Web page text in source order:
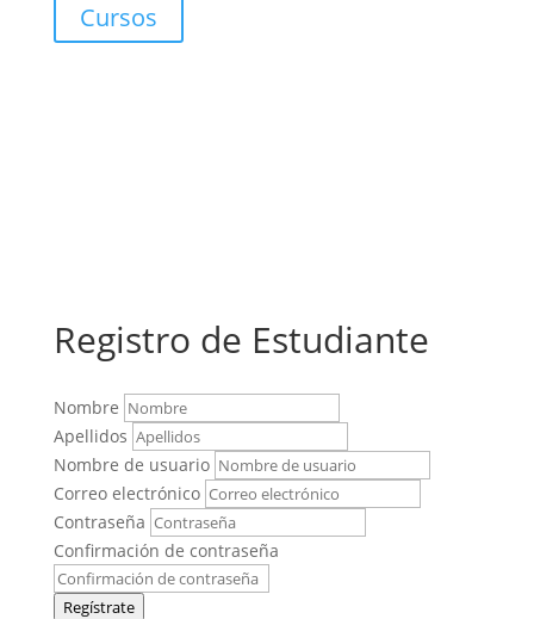
Cursos
Registro de Estudiante
Nombre
Apellidos
Nombre de usuario
Correo electrónico
Contraseña
Confirmación de contraseña
Regístrate